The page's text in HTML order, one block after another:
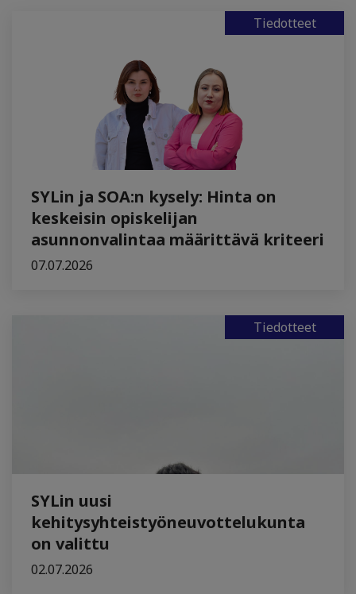
Tiedotteet
SYLin ja SOA:n kysely: Hinta on
keskeisin opiskelijan
asunnonvalintaa määrittävä kriteeri
07.07.2026
Tiedotteet
SYLin uusi
kehitysyhteistyöneuvottelukunta
on valittu
02.07.2026